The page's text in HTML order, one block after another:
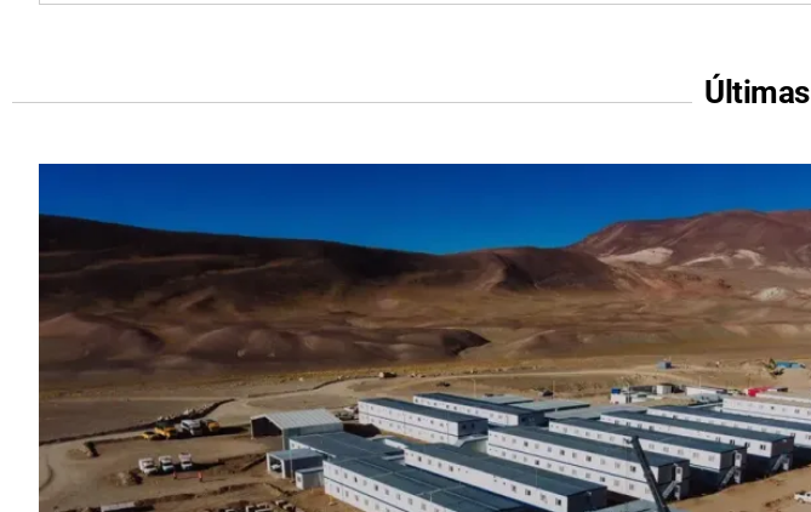
Últimas